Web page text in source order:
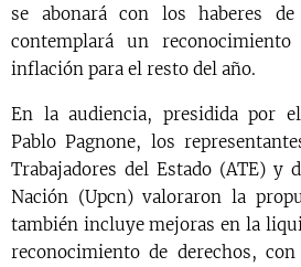
se abonará con los haberes
contemplará un
inflación para el resto del año.
En la audiencia, presidida por
Pablo Pagnone, los
Trabajadores del Estado (ATE) y
Nación (Upcn) valoraron la
también incluye mejoras en la
reconocimiento de derechos,